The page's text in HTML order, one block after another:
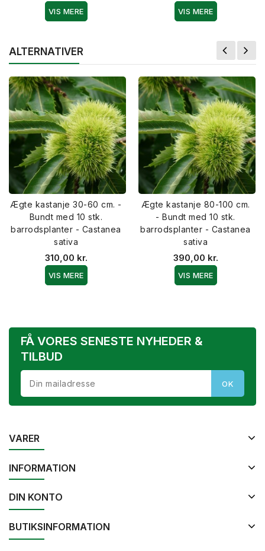
VIS MERE VIS MERE
ALTERNATIVER
Ægte kastanje 30-60 cm. -
Bundt med 10 stk.
barrodsplanter - Castanea
sativa
310,00 kr.
VIS MERE
Ægte kastanje 80-100 cm.
- Bundt med 10 stk.
barrodsplanter - Castanea
sativa
390,00 kr.
VIS MERE
FÅ VORES SENESTE NYHEDER &
TILBUD
VARER
INFORMATION
DIN KONTO
BUTIKSINFORMATION